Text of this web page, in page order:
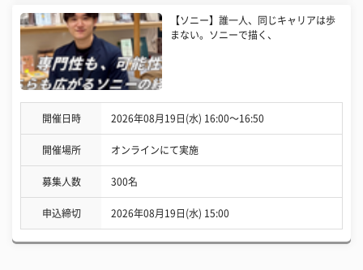
【ソニー】誰一人、同じキャリアは歩
まない。ソニーで描く、
開催日時 2026年08月19日(水) 16:00〜16:50
開催場所 オンラインにて実施
募集人数 300名
申込締切 2026年08月19日(水) 15:00